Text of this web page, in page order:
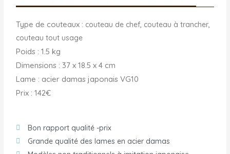
Type de couteaux : couteau de chef, couteau à trancher,
couteau tout usage
Poids : 1.5 kg
Dimensions : 37 x 18.5 x 4 cm
Lame : acier damas japonais VG10
Prix : 142€
Bon rapport qualité -prix
Grande qualité des lames en acier damas